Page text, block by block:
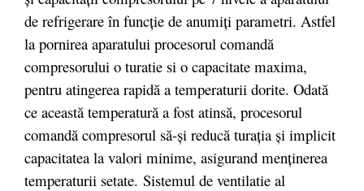
de refrigerare în funcție de anumiți parametri. Astfel
la pornirea aparatului procesorul comandă
compresorului o turatie si o capacitate maxima,
pentru atingerea rapidă a temperaturii dorite. Odată
ce această temperatură a fost atinsă, procesorul
comandă compresorul să-și reducă turația și implicit
capacitatea la valori minime, asigurand menținerea
temperaturii setate. Sistemul de ventilatie al